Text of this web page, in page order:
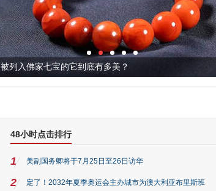
被列入佛家七宝的它到底有多美？
48小时点击排行
1 美副国务卿将于7月25日至26日访华
2 定了！2032年夏季奥运会主办城市为澳大利亚布里斯班